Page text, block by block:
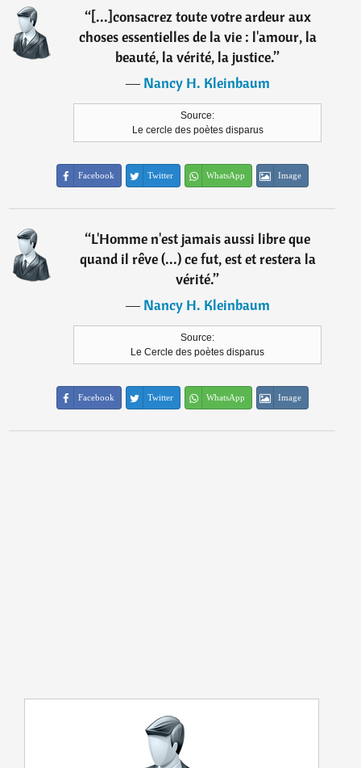
“[...]consacrez toute votre ardeur aux
choses essentielles de la vie : l'amour, la
beauté, la vérité, la justice.”
―Nancy H. Kleinbaum
Source:
Le cercle des poètes disparus
Facebook Twitter WhatsApp Image
“L'Homme n'est jamais aussi libre que
quand il rêve (...) ce fut, est et restera la
vérité.”
―Nancy H. Kleinbaum
Source:
Le Cercle des poètes disparus
Facebook Twitter WhatsApp Image